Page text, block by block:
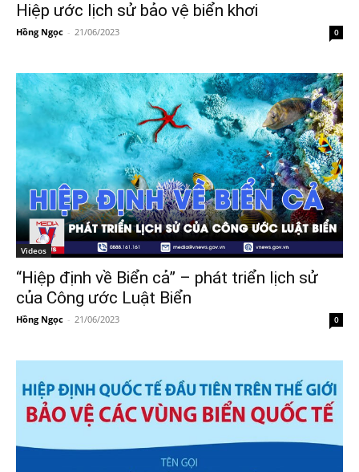
Hiệp ước lịch sử bảo vệ biển khơi
Hồng Ngọc - 21/06/2023 0
Videos
“Hiệp định về Biển cả” – phát triển lịch sử
của Công ước Luật Biển
Hồng Ngọc - 21/06/2023 0